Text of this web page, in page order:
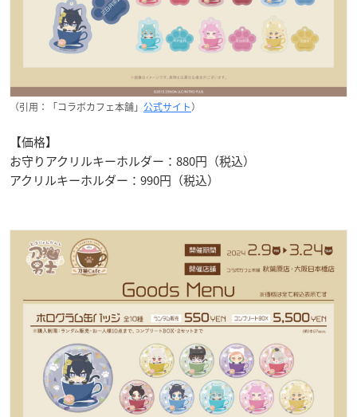
（引用：「コラボカフェ本舗」 公式サイト）
【価格】
お守りアクリルキーホルダー：880円（税込）
アクリルキーホルダー：990円（税込）